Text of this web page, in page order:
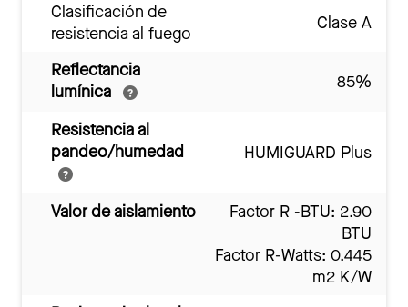
Clasificación de
resistencia al fuego
Clase A
Reflectancia
lumínica
85%
Resistencia al
pandeo/humedad
HUMIGUARD Plus
Valor de aislamiento
Factor R -BTU: 2.90
BTU
Factor R-Watts: 0.445
m2 K/W